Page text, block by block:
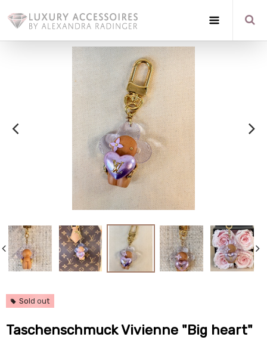
Sold out
Taschenschmuck Vivienne "Big heart"